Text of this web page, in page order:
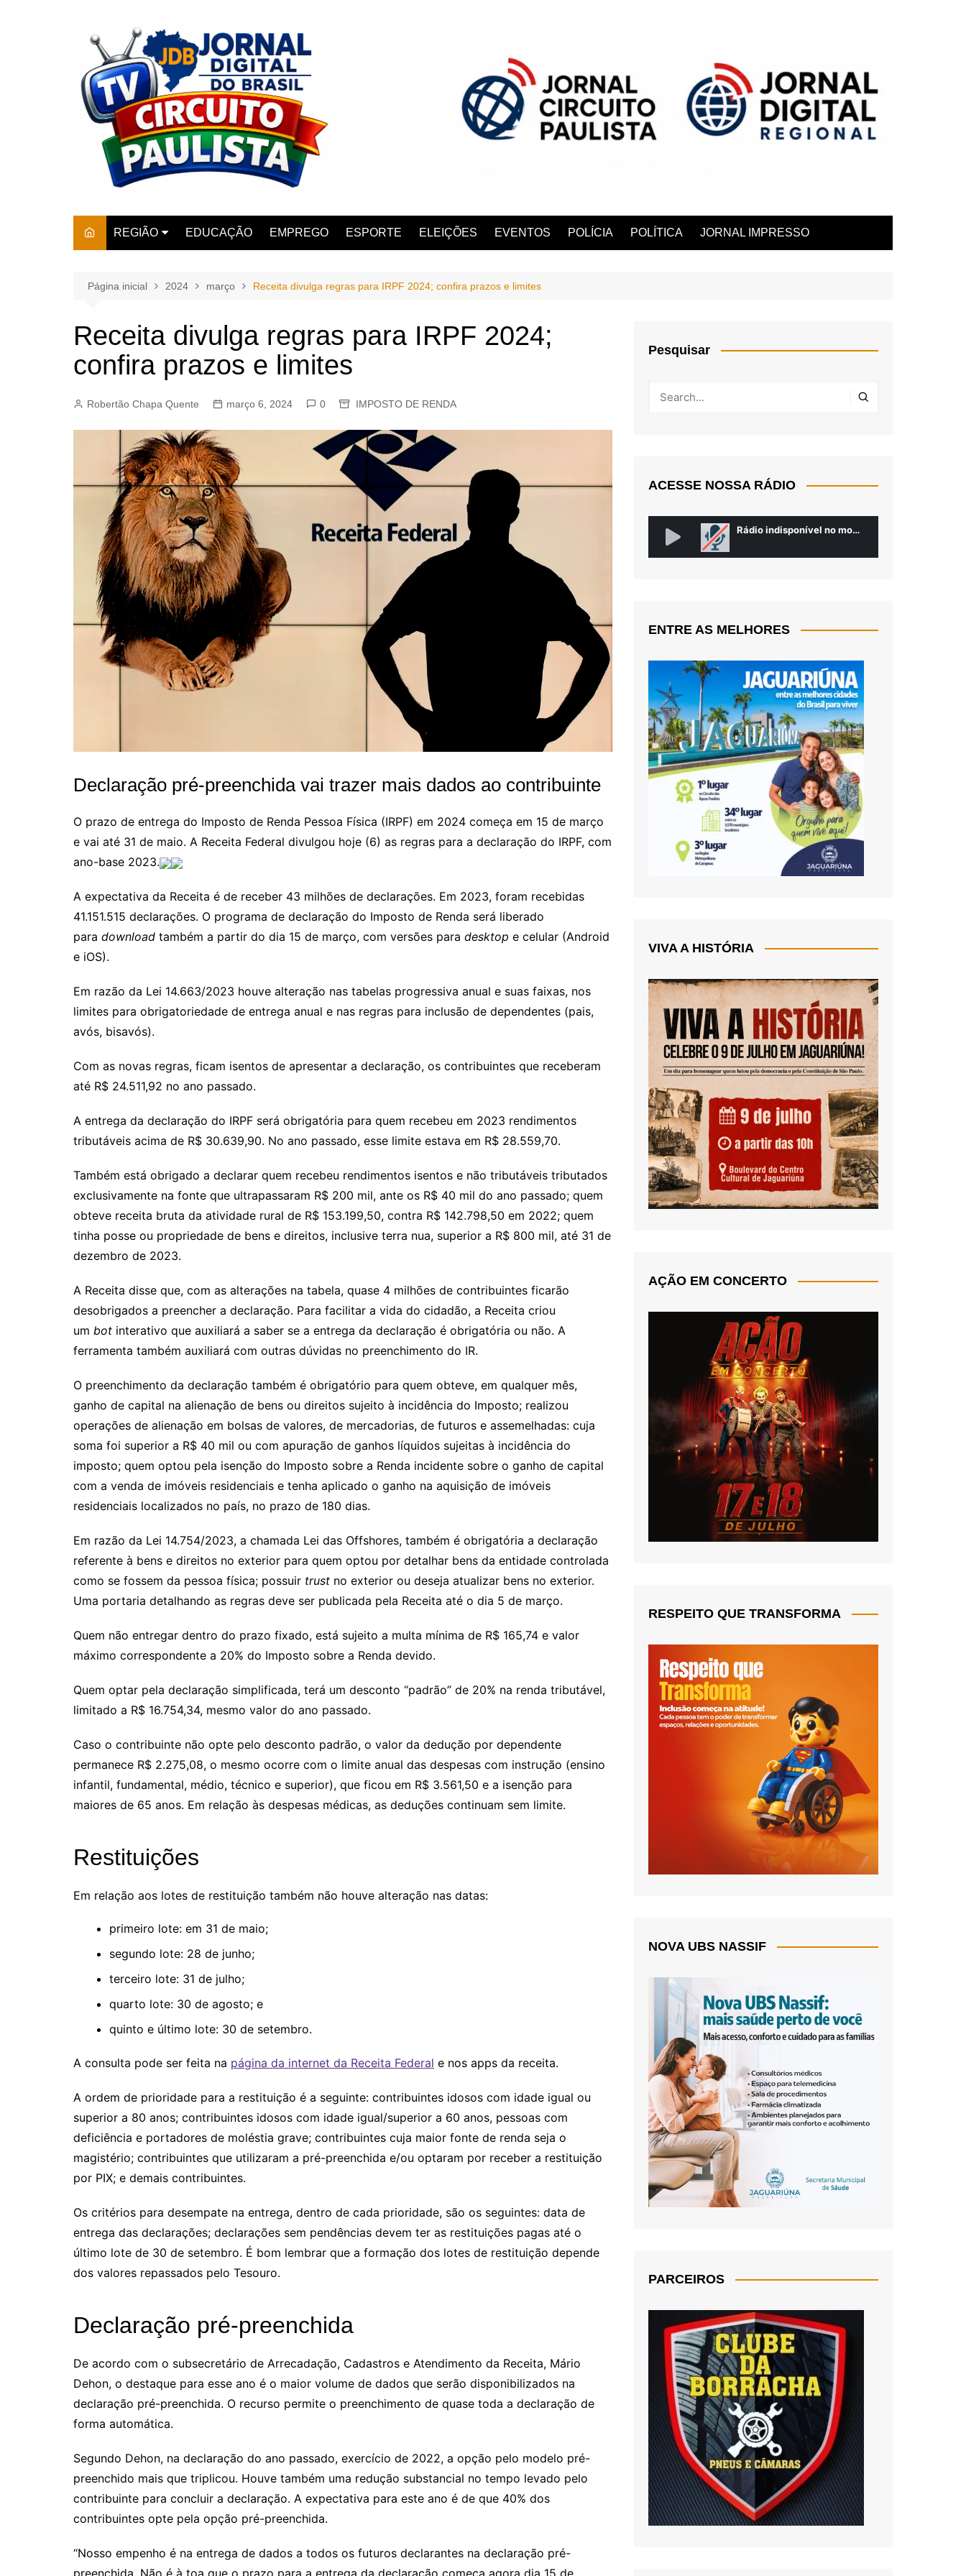
REGIÃO
AMPARO
BARRETOS
CAMPINAS
JAGUARIÚNA
JUNDIAÍ
LIMEIRA
MOGI GUAÇU
PAULÍNIA
RIBEIRÃO PRETO
EDUCAÇÃO EMPREGO ESPORTE ELEIÇÕES EVENTOS POLÍCIA POLÍTICA JORNAL IMPRESSO
Página inicial 2024 março Receita divulga regras para IRPF 2024; confira prazos e limites
Receita divulga regras para IRPF 2024;
confira prazos e limites
Robertão Chapa Quente março 6, 2024 0 IMPOSTO DE RENDA
Declaração pré-preenchida vai trazer mais dados ao contribuinte
O prazo de entrega do Imposto de Renda Pessoa Física (IRPF) em 2024 começa em 15 de março
e vai até 31 de maio. A Receita Federal divulgou hoje (6) as regras para a declaração do IRPF, com
ano-base 2023.
A expectativa da Receita é de receber 43 milhões de declarações. Em 2023, foram recebidas
41.151.515 declarações. O programa de declaração do Imposto de Renda será liberado
para download também a partir do dia 15 de março, com versões para desktop e celular (Android
e iOS).
Em razão da Lei 14.663/2023 houve alteração nas tabelas progressiva anual e suas faixas, nos
limites para obrigatoriedade de entrega anual e nas regras para inclusão de dependentes (pais,
avós, bisavós).
Com as novas regras, ficam isentos de apresentar a declaração, os contribuintes que receberam
até R$ 24.511,92 no ano passado.
A entrega da declaração do IRPF será obrigatória para quem recebeu em 2023 rendimentos
tributáveis acima de R$ 30.639,90. No ano passado, esse limite estava em R$ 28.559,70.
Também está obrigado a declarar quem recebeu rendimentos isentos e não tributáveis tributados
exclusivamente na fonte que ultrapassaram R$ 200 mil, ante os R$ 40 mil do ano passado; quem
obteve receita bruta da atividade rural de R$ 153.199,50, contra R$ 142.798,50 em 2022; quem
tinha posse ou propriedade de bens e direitos, inclusive terra nua, superior a R$ 800 mil, até 31 de
dezembro de 2023.
A Receita disse que, com as alterações na tabela, quase 4 milhões de contribuintes ficarão
desobrigados a preencher a declaração. Para facilitar a vida do cidadão, a Receita criou
um bot interativo que auxiliará a saber se a entrega da declaração é obrigatória ou não. A
ferramenta também auxiliará com outras dúvidas no preenchimento do IR.
O preenchimento da declaração também é obrigatório para quem obteve, em qualquer mês,
ganho de capital na alienação de bens ou direitos sujeito à incidência do Imposto; realizou
operações de alienação em bolsas de valores, de mercadorias, de futuros e assemelhadas: cuja
soma foi superior a R$ 40 mil ou com apuração de ganhos líquidos sujeitas à incidência do
imposto; quem optou pela isenção do Imposto sobre a Renda incidente sobre o ganho de capital
com a venda de imóveis residenciais e tenha aplicado o ganho na aquisição de imóveis
residenciais localizados no país, no prazo de 180 dias.
Em razão da Lei 14.754/2023, a chamada Lei das Offshores, também é obrigatória a declaração
referente à bens e direitos no exterior para quem optou por detalhar bens da entidade controlada
como se fossem da pessoa física; possuir trust no exterior ou deseja atualizar bens no exterior.
Uma portaria detalhando as regras deve ser publicada pela Receita até o dia 5 de março.
Quem não entregar dentro do prazo fixado, está sujeito a multa mínima de R$ 165,74 e valor
máximo correspondente a 20% do Imposto sobre a Renda devido.
Quem optar pela declaração simplificada, terá um desconto “padrão” de 20% na renda tributável,
limitado a R$ 16.754,34, mesmo valor do ano passado.
Caso o contribuinte não opte pelo desconto padrão, o valor da dedução por dependente
permanece R$ 2.275,08, o mesmo ocorre com o limite anual das despesas com instrução (ensino
infantil, fundamental, médio, técnico e superior), que ficou em R$ 3.561,50 e a isenção para
maiores de 65 anos. Em relação às despesas médicas, as deduções continuam sem limite.
Restituições
Em relação aos lotes de restituição também não houve alteração nas datas:
primeiro lote: em 31 de maio;
segundo lote: 28 de junho;
terceiro lote: 31 de julho;
quarto lote: 30 de agosto; e
quinto e último lote: 30 de setembro.
A consulta pode ser feita na página da internet da Receita Federal e nos apps da receita.
A ordem de prioridade para a restituição é a seguinte: contribuintes idosos com idade igual ou
superior a 80 anos; contribuintes idosos com idade igual/superior a 60 anos, pessoas com
deficiência e portadores de moléstia grave; contribuintes cuja maior fonte de renda seja o
magistério; contribuintes que utilizaram a pré-preenchida e/ou optaram por receber a restituição
por PIX; e demais contribuintes.
Os critérios para desempate na entrega, dentro de cada prioridade, são os seguintes: data de
entrega das declarações; declarações sem pendências devem ter as restituições pagas até o
último lote de 30 de setembro. É bom lembrar que a formação dos lotes de restituição depende
dos valores repassados pelo Tesouro.
Declaração pré-preenchida
De acordo com o subsecretário de Arrecadação, Cadastros e Atendimento da Receita, Mário
Dehon, o destaque para esse ano é o maior volume de dados que serão disponibilizados na
declaração pré-preenchida. O recurso permite o preenchimento de quase toda a declaração de
forma automática.
Segundo Dehon, na declaração do ano passado, exercício de 2022, a opção pelo modelo pré-
preenchido mais que triplicou. Houve também uma redução substancial no tempo levado pelo
contribuinte para concluir a declaração. A expectativa para este ano é de que 40% dos
contribuintes opte pela opção pré-preenchida.
“Nosso empenho é na entrega de dados a todos os futuros declarantes na declaração pré-
Pesquisar
ACESSE NOSSA RÁDIO
ENTRE AS MELHORES
VIVA A HISTÓRIA
AÇÃO EM CONCERTO
RESPEITO QUE TRANSFORMA
NOVA UBS NASSIF
PARCEIROS